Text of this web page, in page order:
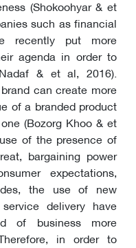
(Shokoohyar & et
such as financial
recently put more
agenda in order to
& et al, 2016).
can create more
of a branded product
(Bozorg Khoo & et
of the presence of
bargaining power
expectations,
the use of new
delivery have
of business more
in order to